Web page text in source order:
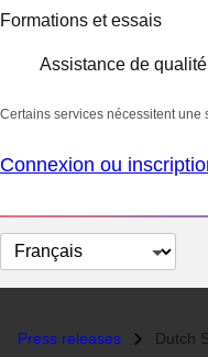
Formations et essais
Assistance de qualité
Certains services nécessitent une
Connexion ou
Changer
la
Press releases Dutch